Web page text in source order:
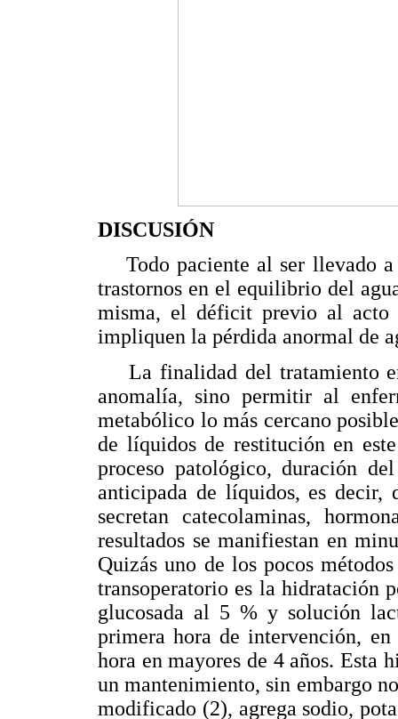
DISCUSIÓN
Todo paciente al ser llevado a
trastornos en el equilibrio del
misma, el déficit previo al acto
impliquen la pérdida anormal de
La finalidad del tratamiento
anomalía, sino permitir al
metabólico lo más cercano
de líquidos de restitución en
proceso patológico, duración
anticipada de líquidos, es decir,
secretan catecolaminas,
resultados se manifiestan en
Quizás uno de los pocos
transoperatorio es la hidratación
glucosada al 5 % y solución
primera hora de intervención,
hora en mayores de 4 años. Esta
un mantenimiento, sin embargo
modificado (2), agrega sodio,